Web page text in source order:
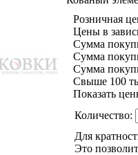
Розничная
Цены в
Сумма
Сумма
Сумма
Свыше 100
Показать
Количество:
Для
Это